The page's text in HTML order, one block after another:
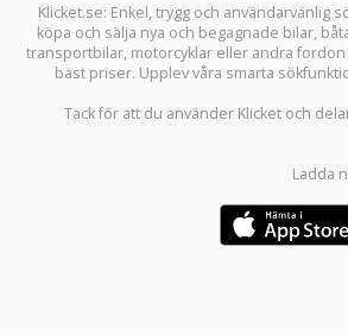
Klicket.se: Enkel, trygg och användarvänlig
köpa och sälja nya och begagnade bilar,
transportbilar, motorcyklar eller andra fordon
bäst priser. Upplev våra smarta
Tack för att du använder Klicket och
Ladda